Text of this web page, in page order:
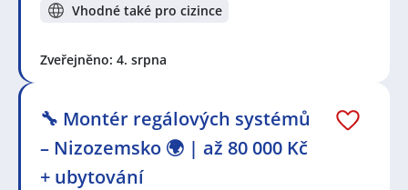
Vhodné také pro cizince
Zveřejněno: 4. srpna
🔧 Montér regálových systémů
– Nizozemsko 🌍 | až 80 000 Kč
+ ubytování